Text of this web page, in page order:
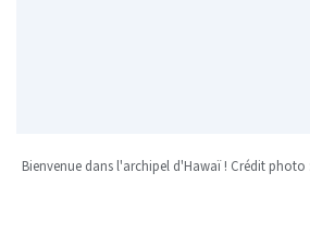
Bienvenue dans l'archipel d'Hawaï ! Crédit photo